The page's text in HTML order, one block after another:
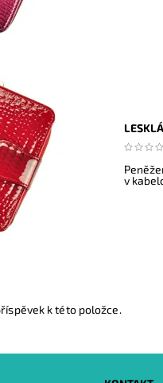
v
k této položce.